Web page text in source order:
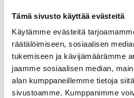
Tämä sivusto käyttää evästeitä
Käytämme evästeitä
räätälöimiseen, sosiaalisen
tukemiseen ja kävijämäärämme
jaamme sosiaalisen median,
alan kumppaneillemme tietoja
sivustoamme. Kumppanimme
Osoitteenmuutos
Anna palautetta